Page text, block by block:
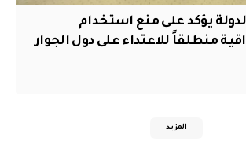
الدولة يؤكد على منع استخدام
منطلقاً للاعتداء على دول الجوار
المزيد